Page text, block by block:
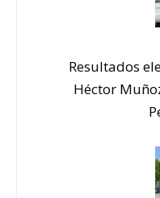
Resultados
Héctor